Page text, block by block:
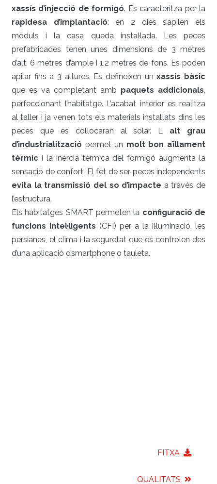
xassís d’injecció de formigó. Es caracteritza per la
rapidesa d’implantació: en 2 dies s’apilen els
mòduls i la casa queda instal·lada. Les peces
prefabricades tenen unes dimensions de 3 metres
d’alt, 6 metres d’ample i 1,2 metres de fons. Es poden
apilar fins a 3 altures. Es defineixen unxassís bàsic
que es va completant amb paquets addicionals,
perfeccionant l’habitatge. L’acabat interior es realitza
al taller i ja venen tots els materials instal·lats dins les
peces que es col·locaran al solar. L’ alt grau
d’industrialització permet un molt bon aïllament
tèrmic i la inèrcia tèrmica del formigó augmenta la
sensació de confort. El fet de ser peces independents
evita la transmissió del so d’impacte a través de
l’estructura.
Els habitatges SMART permeten la configuració de
funcions intel·ligents (CFI) per a la il·luminació, les
persianes, el clima i la seguretat que es controlen des
d’una aplicació d’smartphone o tauleta.
FITXA
QUALITATS